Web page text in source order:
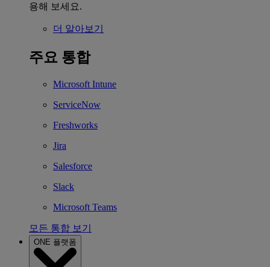
용해 보세요.
더 알아보기
주요 통합
Microsoft Intune
ServiceNow
Freshworks
Jira
Salesforce
Slack
Microsoft Teams
모든 통합 보기
ONE 플랫폼